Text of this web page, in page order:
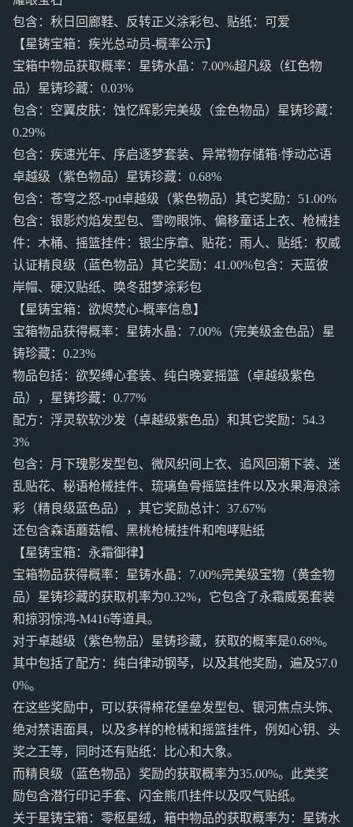
包含：秋日回廊鞋、反转正义涂彩包、贴纸：可爱
【星铸宝箱：疾光总动员-概率公示】
宝箱中物品获取概率：星铸水晶：7.00%超凡级（红色物
品）星铸珍藏：0.03%
包含：空翼皮肤：蚀忆辉影完美级（金色物品）星铸珍藏：
0.29%
包含：疾速光年、序启逐梦套装、异常物存储箱·悸动芯语
卓越级（紫色物品）星铸珍藏：0.68%
包含：苍穹之怒-rpd卓越级（紫色物品）其它奖励：51.00%
包含：银影灼焰发型包、雪吻眼饰、偏移童话上衣、枪械挂
件：木桶、摇篮挂件：银尘序章、贴花：雨人、贴纸：权威
认证精良级（蓝色物品）其它奖励：41.00%包含：天蓝彼
岸帽、硬汉贴纸、唤冬甜梦涂彩包
【星铸宝箱：欲烬焚心-概率信息】
宝箱物品获得概率：星铸水晶：7.00%（完美级金色品）星
铸珍藏：0.23%
物品包括：欲契缚心套装、纯白晚宴摇篮（卓越级紫色
品），星铸珍藏：0.77%
配方：浮灵软软沙发（卓越级紫色品）和其它奖励：54.3
3%
包含：月下瑰影发型包、微风织间上衣、追风回潮下装、迷
乱贴花、秘语枪械挂件、琉璃鱼骨摇篮挂件以及水果海浪涂
彩（精良级蓝色品），其它奖励总计：37.67%
还包含森语蘑菇帽、黑桃枪械挂件和咆哮贴纸
【星铸宝箱：永霜御律】
宝箱物品获得概率：星铸水晶：7.00%完美级宝物（黄金物
品）星铸珍藏的获取机率为0.32%，它包含了永霜威冕套装
和掠羽惊鸿-M416等道具。
对于卓越级（紫色物品）星铸珍藏，获取的概率是0.68%。
其中包括了配方：纯白律动钢琴，以及其他奖励，遍及57.0
0%。
在这些奖励中，可以获得棉花堡垒发型包、银河焦点头饰、
绝对禁语面具，以及多样的枪械和摇篮挂件，例如心钥、头
奖之王等，同时还有贴纸：比心和大象。
而精良级（蓝色物品）奖励的获取概率为35.00%。此类奖
励包含潜行印记手套、闪金熊爪挂件以及叹气贴纸。
关于星铸宝箱：零枢星绒，箱中物品的获取概率为：星铸水